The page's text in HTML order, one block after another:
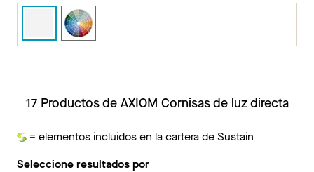
17 Productos de AXIOM Cornisas de luz directa
Sustain
= elementos incluidos en la cartera de Sustain
Seleccione resultados por